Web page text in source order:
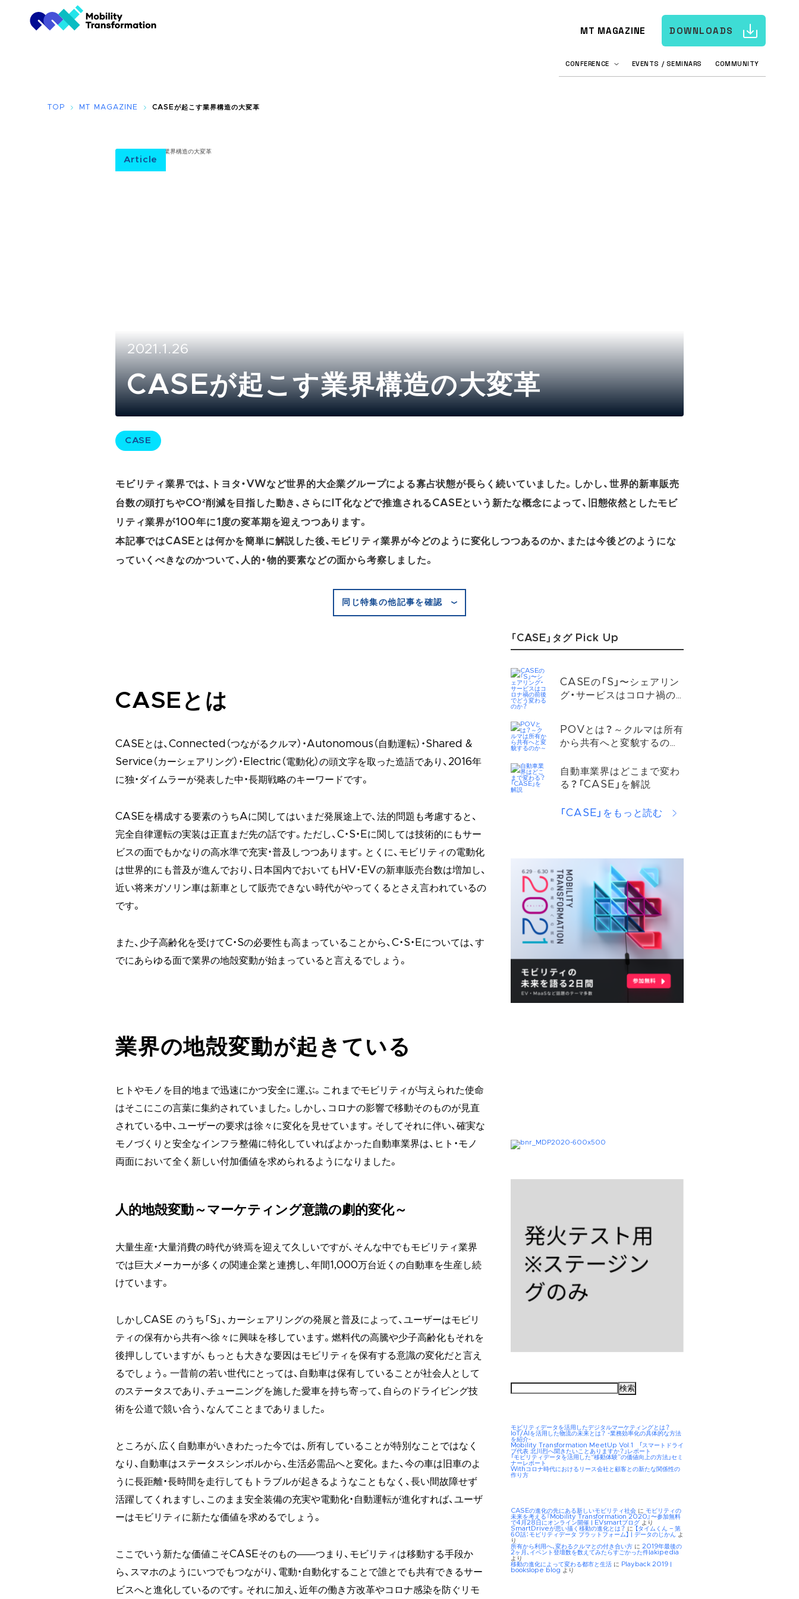
DOWNLOADS
MT MAGAZINE
CONFERENCE EVENTS / SEMINARS COMMUNITY
TOP MT MAGAZINE CASEが起こす業界構造の大変革
Article
2021.1.26
CASEが起こす業界構造の大変革
CASE
モビリティ業界では、トヨタ・VWなど世界的大企業グループによる寡占状態が長らく続いていました。しかし、世界的新車販売
台数の頭打ちやCO²削減を目指した動き、さらにIT化などで推進されるCASEという新たな概念によって、旧態依然としたモビ
リティ業界が100年に1度の変革期を迎えつつあります。
本記事ではCASEとは何かを簡単に解説した後、モビリティ業界が今どのように変化しつつあるのか、または今後どのようにな
っていくべきなのかついて、人的・物的要素などの面から考察しました。
同じ特集の他記事を確認
CASEとは
CASEとは、Connected（つながるクルマ）・Autonomous（自動運転）・Shared &
Service（カーシェアリング）・Electric（電動化）の頭文字を取った造語であり、2016年
に独・ダイムラーが発表した中・長期戦略のキーワードです。
CASEを構成する要素のうちAに関してはいまだ発展途上で、法的問題も考慮すると、
完全自律運転の実装は正直まだ先の話です。ただし、C・S・Eに関しては技術的にもサー
ビスの面でもかなりの高水準で充実・普及しつつあります。とくに、モビリティの電動化
は世界的にも普及が進んでおり、日本国内でおいてもHV・EVの新車販売台数は増加し、
近い将来ガソリン車は新車として販売できない時代がやってくるとさえ言われているの
です。
また、少子高齢化を受けてC・Sの必要性も高まっていることから、C・S・Eについては、す
でにあらゆる面で業界の地殻変動が始まっていると言えるでしょう。
業界の地殻変動が起きている
ヒトやモノを目的地まで迅速にかつ安全に運ぶ。これまでモビリティが与えられた使命
はそこにこの言葉に集約されていました。しかし、コロナの影響で移動そのものが見直
されている中、ユーザーの要求は徐々に変化を見せています。そしてそれに伴い、確実な
モノづくりと安全なインフラ整備に特化していればよかった自動車業界は、ヒト・モノ
両面において全く新しい付加価値を求められるようになりました。
人的地殻変動～マーケティング意識の劇的変化～
大量生産・大量消費の時代が終焉を迎えて久しいですが、そんな中でもモビリティ業界
では巨大メーカーが多くの関連企業と連携し、年間1,000万台近くの自動車を生産し続
けています。
しかしCASE のうち「S」、カーシェアリングの発展と普及によって、ユーザーはモビリ
ティの保有から共有へ徐々に興味を移しています。燃料代の高騰や少子高齢化もそれを
後押ししていますが、もっとも大きな要因はモビリティを保有する意識の変化だと言え
るでしょう。一昔前の若い世代にとっては、自動車は保有していることが社会人として
のステータスであり、チューニングを施した愛車を持ち寄って、自らのドライビング技
術を公道で競い合う、なんてことまでありました。
ところが、広く自動車がいきわたった今では、所有していることが特別なことではなく
なり、自動車はステータスシンボルから、生活必需品へと変化。また、今の車は旧車のよ
うに長距離・長時間を走行してもトラブルが起きるようなこともなく、長い間故障せず
活躍してくれますし、このまま安全装備の充実や電動化・自動運転が進化すれば、ユーザ
ーはモビリティに新たな価値を求めるでしょう。
ここでいう新たな価値こそCASEそのもの――つまり、モビリティは移動する手段か
ら、スマホのようにいつでもつながり、電動・自動化することで誰とでも共有できるサー
ビスへと進化しているのです。それに加え、近年の働き方改革やコロナ感染を防ぐリモ
「CASE」タグ Pick Up
CASEの「S」〜シェアリン
グ・サービスはコロナ禍の
POVとは？～クルマは所有
から共有へと変貌するのか
自動車業界はどこまで変わ
る？「CASE」を解説
「CASE」をもっと読む
検
モビリティデータを活用したデジタルマーケティングとは？
IoT/AIを活用した物流の未来とは？ -業務効率化の具体的な方法
を紹介-
Mobility Transformation MeetUp Vol.1 「スマートドライ
ブ代表 北川烈へ聞きたいことありますか？」レポート
「モビリティデータを活用した“移動体験”の価値向上の方法」セミ
ナーレポート
Withコロナ時代におけるリース会社と顧客との新たな関係性の
作り方
CASEの進化の先にある新しいモビリティ社会 に モビリティの
未来を考える『Mobility Transformation 2020』〜参加無料
で4月28日にオンライン開催 | EVsmartブログ より
SmartDriveが思い描く移動の進化とは？ に
【タイムくん – 第
60話：モビリティデータ プラットフォーム】 | データのじかん よ
り
所有から利用へ、変わるクルマとの付き合い方 に 2019年最後の
2ヶ月、イベント登壇数を数えてみたらすごかった件|akipedia
より
移動の進化によって変わる都市と生活 に Playback 2019 |
bookslope blog より